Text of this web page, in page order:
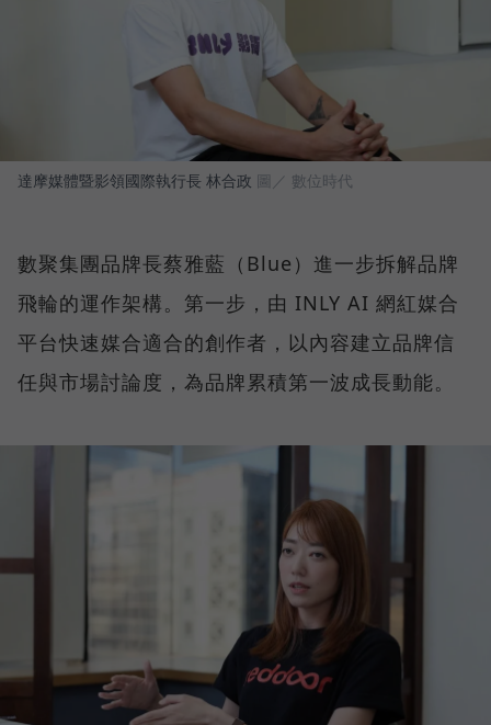
達摩媒體暨影領國際執行長 林合政 圖／ 數位時代
數聚集團品牌長蔡雅藍（Blue）進一步拆解品牌
飛輪的運作架構。第一步，由 INLY AI 網紅媒合
平台快速媒合適合的創作者，以內容建立品牌信
任與市場討論度，為品牌累積第一波成長動能。